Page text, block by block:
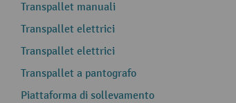
Transpallet manuali
Transpallet elettrici
Transpallet elettrici
Transpallet a pantografo
Piattaforma di sollevamento